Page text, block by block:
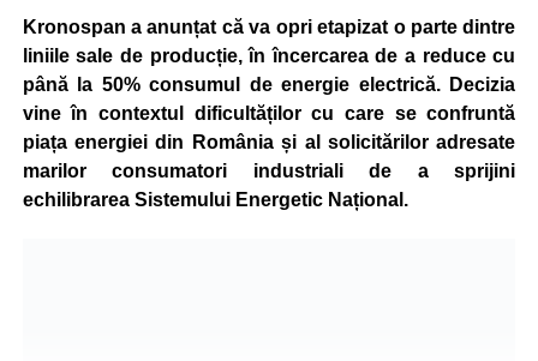
Kronospan a anunțat că va opri etapizat o parte dintre
liniile sale de producție, în încercarea de a reduce cu
până la 50% consumul de energie electrică. Decizia
vine în contextul dificultăților cu care se confruntă
piața energiei din România și al solicitărilor adresate
marilor consumatori industriali de a sprijini
echilibrarea Sistemului Energetic Național.